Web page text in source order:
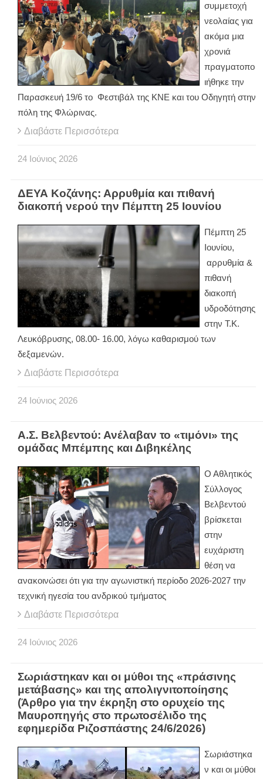
συμμετοχή
νεολαίας για
ακόμα μια
χρονιά
πραγματοπο
ιήθηκε την
Παρασκευή 19/6 το Φεστιβάλ της ΚΝΕ και του Οδηγητή στην
πόλη της Φλώρινας.
Διαβάστε Περισσότερα
24 Ιούνιος 2026
ΔΕΥΑ Κοζάνης: Αρρυθμία και πιθανή
διακοπή νερού την Πέμπτη 25 Ιουνίου
Πέμπτη 25
Ιουνίου,
αρρυθμία &
πιθανή
διακοπή
υδροδότησης
στην Τ.Κ.
Λευκόβρυσης, 08.00- 16.00, λόγω καθαρισμού των
δεξαμενών.
Διαβάστε Περισσότερα
24 Ιούνιος 2026
Α.Σ. Βελβεντού: Ανέλαβαν το «τιμόνι» της
ομάδας Μπέμπης και Διβηκέλης
Ο Αθλητικός
Σύλλογος
Βελβεντού
βρίσκεται
στην
ευχάριστη
θέση να
ανακοινώσει ότι για την αγωνιστική περίοδο 2026-2027 την
τεχνική ηγεσία του ανδρικού τμήματος
Διαβάστε Περισσότερα
24 Ιούνιος 2026
Σωριάστηκαν και οι μύθοι της «πράσινης
μετάβασης» και της απολιγνιτοποίησης
(Άρθρο για την έκρηξη στο ορυχείο της
Μαυροπηγής στο πρωτοσέλιδο της
εφημερίδα Ριζοσπάστης 24/6/2026)
Σωριάστηκα
ν και οι μύθοι